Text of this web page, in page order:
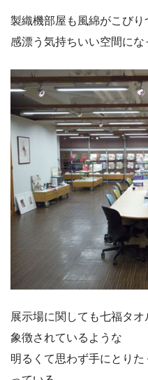
製織機部屋も風綿がこび
感漂う気持ちいい空間にな
展示場に関しても七福タ
象徴されているような
明るくて思わず手にとり